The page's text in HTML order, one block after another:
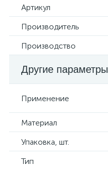
Артикул
Производитель
Производство
Другие параметры
Применение
Материал
Упаковка, шт.
Тип